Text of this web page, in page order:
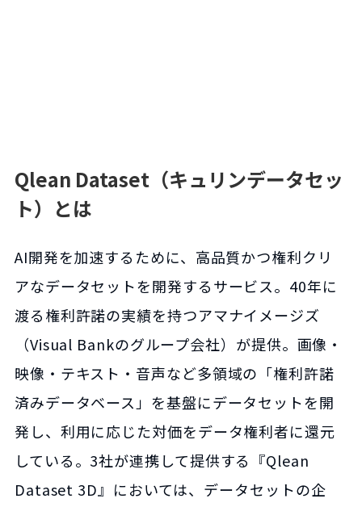
Qlean Dataset（キュリンデータセッ
ト）とは
AI開発を加速するために、高品質かつ権利クリ
アなデータセットを開発するサービス。40年に
渡る権利許諾の実績を持つアマナイメージズ
（Visual Bankのグループ会社）が提供。画像・
映像・テキスト・音声など多領域の「権利許諾
済みデータベース」を基盤にデータセットを開
発し、利用に応じた対価をデータ権利者に還元
している。3社が連携して提供する『Qlean
Dataset 3D』においては、データセットの企